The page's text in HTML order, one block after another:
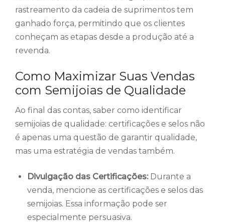
rastreamento da cadeia de suprimentos tem
ganhado força, permitindo que os clientes
conheçam as etapas desde a produção até a
revenda.
Como Maximizar Suas Vendas
com Semijoias de Qualidade
Ao final das contas, saber como identificar
semijoias de qualidade: certificações e selos não
é apenas uma questão de garantir qualidade,
mas uma estratégia de vendas também.
Divulgação das Certificações:Durante a
venda, mencione as certificações e selos das
semijoias. Essa informação pode ser
especialmente persuasiva.